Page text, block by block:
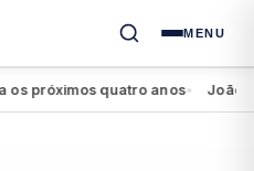
MENU
quatro anos● João